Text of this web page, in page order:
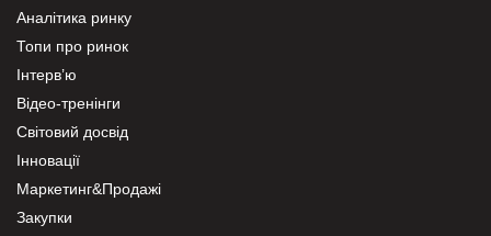
Аналітика ринку
Топи про ринок
Інтерв’ю
Відео-тренінги
Світовий досвід
Інновації
Маркетинг&Продажі
Закупки